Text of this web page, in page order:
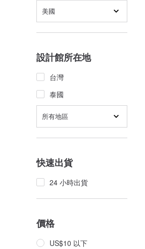
美國
設計館所在地
台灣
泰國
所有地區
快速出貨
24 小時出貨
價格
US$10 以下